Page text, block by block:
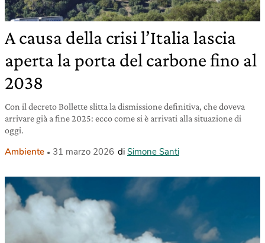
A causa della crisi l’Italia lascia
aperta la porta del carbone fino al
2038
Con il decreto Bollette slitta la dismissione definitiva, che doveva
arrivare già a fine 2025: ecco come si è arrivati alla situazione di
oggi.
Ambiente 31 marzo 2026 di Simone Santi